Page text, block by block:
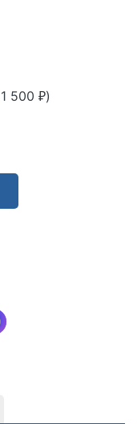
1 500 ₽)